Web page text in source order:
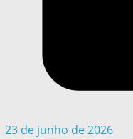
23 de junho de 2026